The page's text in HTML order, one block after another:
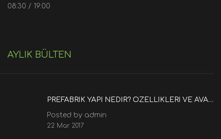
08:30 / 19:00
AYLIK BÜLTEN
PREFABRIK YAPI NEDIR? ÖZELLIKLERI VE AVANTAJLARI NELERDIR?
Posted by admin
22 Mar 2017